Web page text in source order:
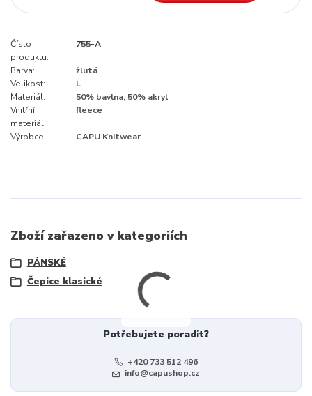
Číslo
produktu:
755-A
Barva:
žlutá
Velikost:
L
Materiál:
50% bavlna, 50% akryl
Vnitřní
materiál:
fleece
Výrobce: CAPU Knitwear
Zboží zařazeno v kategoriích
PÁNSKÉ
Čepice klasické
Potřebujete poradit?
+420 733 512 496
info@capushop.cz